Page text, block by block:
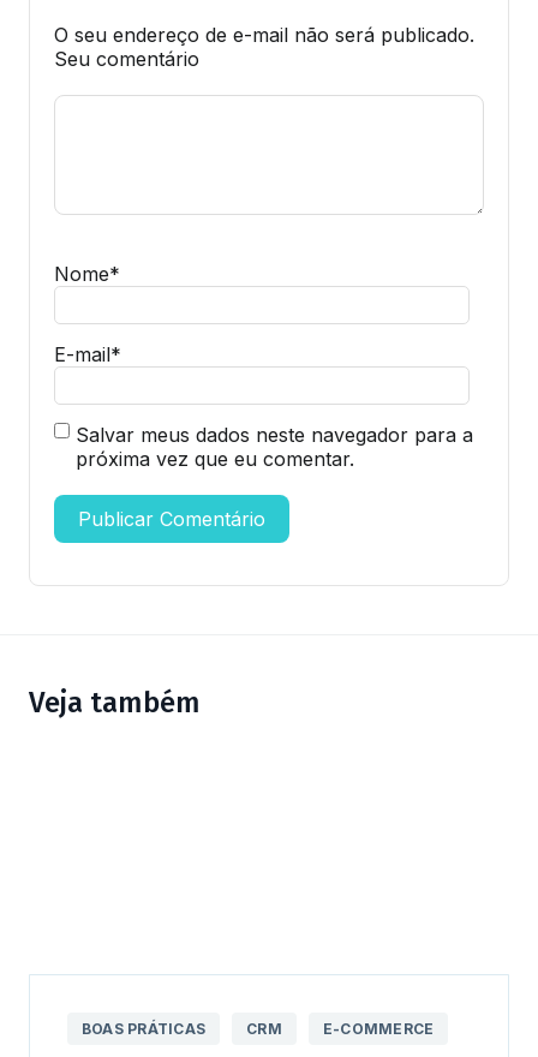
O seu endereço de e-mail não será publicado.
Seu comentário
Nome*
E-mail*
Salvar meus dados neste navegador para a
próxima vez que eu comentar.
Veja também
BOAS PRÁTICAS CRM E-COMMERCE